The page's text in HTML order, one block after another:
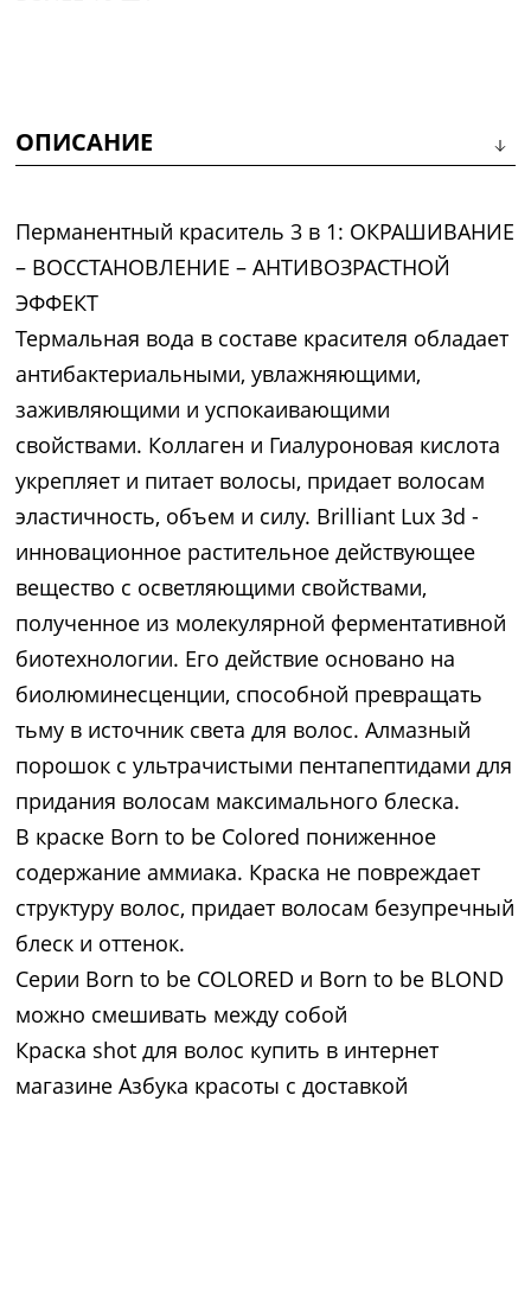
ОПИСАНИЕ
Перманентный краситель 3 в 1: ОКРАШИВАНИЕ
– ВОССТАНОВЛЕНИЕ – АНТИВОЗРАСТНОЙ
ЭФФЕКТ
Термальная вода в составе красителя обладает
антибактериальными, увлажняющими,
заживляющими и успокаивающими
свойствами. Коллаген и Гиалуроновая кислота
укрепляет и питает волосы, придает волосам
эластичность, объем и силу. Brilliant Lux 3d -
инновационное растительное действующее
вещество с осветляющими свойствами,
полученное из молекулярной ферментативной
биотехнологии. Его действие основано на
биолюминесценции, способной превращать
тьму в источник света для волос. Алмазный
порошок с ультрачистыми пентапептидами для
придания волосам максимального блеска.
В краске Born to be Colored пониженное
содержание аммиака. Краска не повреждает
структуру волос, придает волосам безупречный
блеск и оттенок.
Серии Born to be COLORED и Born to be BLOND
можно смешивать между собой
Краска shot для волос купить в интернет
магазине Азбука красоты с доставкой